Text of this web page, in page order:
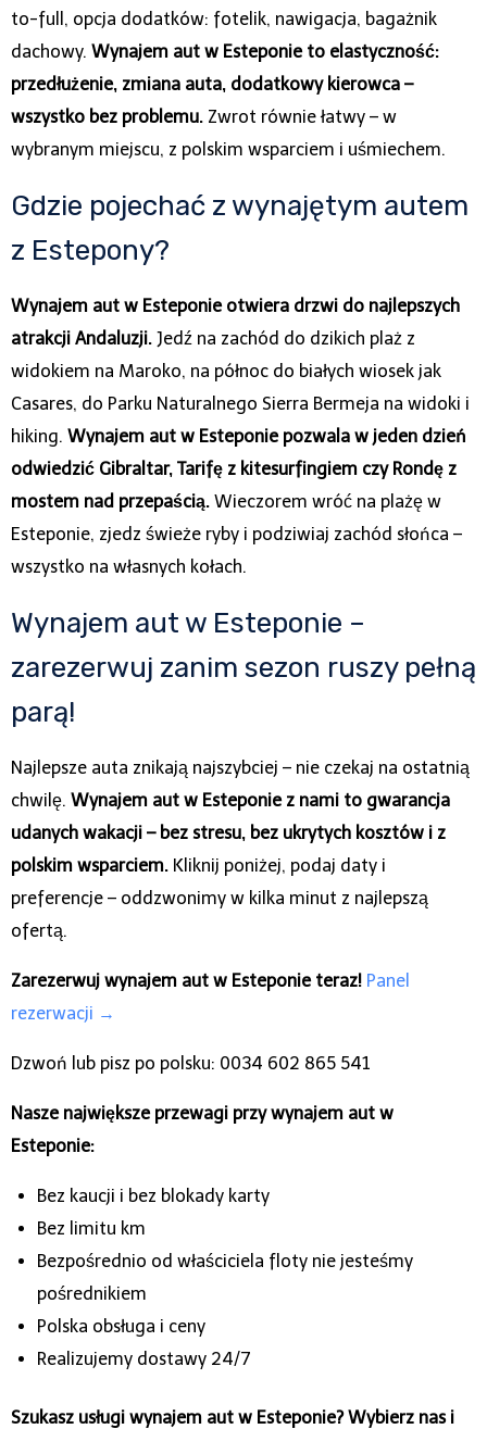
to-full, opcja dodatków: fotelik, nawigacja, bagażnik
dachowy. Wynajem aut w Esteponie to elastyczność:
przedłużenie, zmiana auta, dodatkowy kierowca –
wszystko bez problemu. Zwrot równie łatwy – w
wybranym miejscu, z polskim wsparciem i uśmiechem.
Gdzie pojechać z wynajętym autem
z Estepony?
Wynajem aut w Esteponie otwiera drzwi do najlepszych
atrakcji Andaluzji. Jedź na zachód do dzikich plaż z
widokiem na Maroko, na północ do białych wiosek jak
Casares, do Parku Naturalnego Sierra Bermeja na widoki i
hiking. Wynajem aut w Esteponie pozwala w jeden dzień
odwiedzić Gibraltar, Tarifę z kitesurfingiem czy Rondę z
mostem nad przepaścią. Wieczorem wróć na plażę w
Esteponie, zjedz świeże ryby i podziwiaj zachód słońca –
wszystko na własnych kołach.
Wynajem aut w Esteponie –
zarezerwuj zanim sezon ruszy pełną
parą!
Najlepsze auta znikają najszybciej – nie czekaj na ostatnią
chwilę. Wynajem aut w Esteponie z nami to gwarancja
udanych wakacji – bez stresu, bez ukrytych kosztów i z
polskim wsparciem. Kliknij poniżej, podaj daty i
preferencje – oddzwonimy w kilka minut z najlepszą
ofertą.
Zarezerwuj wynajem aut w Esteponie teraz! Panel
rezerwacji →
Dzwoń lub pisz po polsku: 0034 602 865 541
Nasze największe przewagi przy wynajem aut w
Esteponie:
Bez kaucji i bez blokady karty
Bez limitu km
Bezpośrednio od właściciela floty nie jesteśmy
pośrednikiem
Polska obsługa i ceny
Realizujemy dostawy 24/7
Szukasz usługi wynajem aut w Esteponie? Wybierz nas i